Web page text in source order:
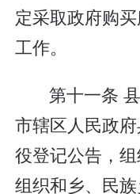
定采取政府购
工作。
第十一条
市辖区人民政
役登记公告，
组织和乡、民